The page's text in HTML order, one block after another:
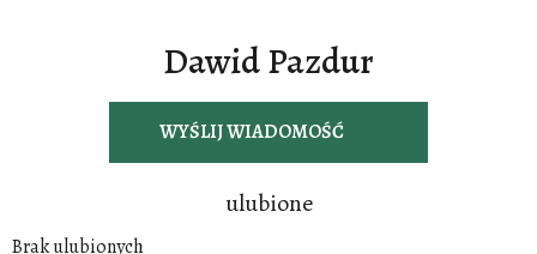
Dawid Pazdur
WYŚLIJ WIADOMOŚĆ
ulubione
Brak ulubionych